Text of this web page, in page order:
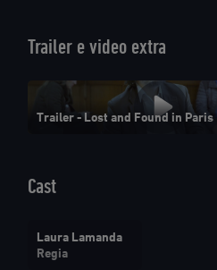
Trailer e video extra
Trailer - Lost and Found in Paris
Cast
Laura Lamanda
Regia